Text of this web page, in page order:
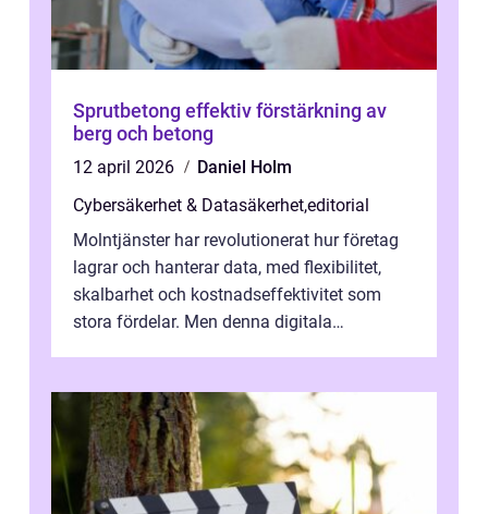
Sprutbetong effektiv förstärkning av
berg och betong
12 april 2026
Daniel Holm
Cybersäkerhet & Datasäkerhet,editorial
Molntjänster har revolutionerat hur företag
lagrar och hanterar data, med flexibilitet,
skalbarhet och kostnadseffektivitet som
stora fördelar. Men denna digitala